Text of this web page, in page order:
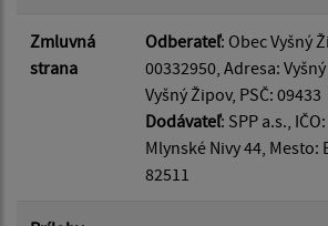
Zmluvná
strana
Odberateľ: Obec Vyšný
00332950, Adresa:
Vyšný Žipov, PSČ: 09433
Dodávateľ: SPP a.s.,
Mlynské Nivy 44, Mesto:
82511